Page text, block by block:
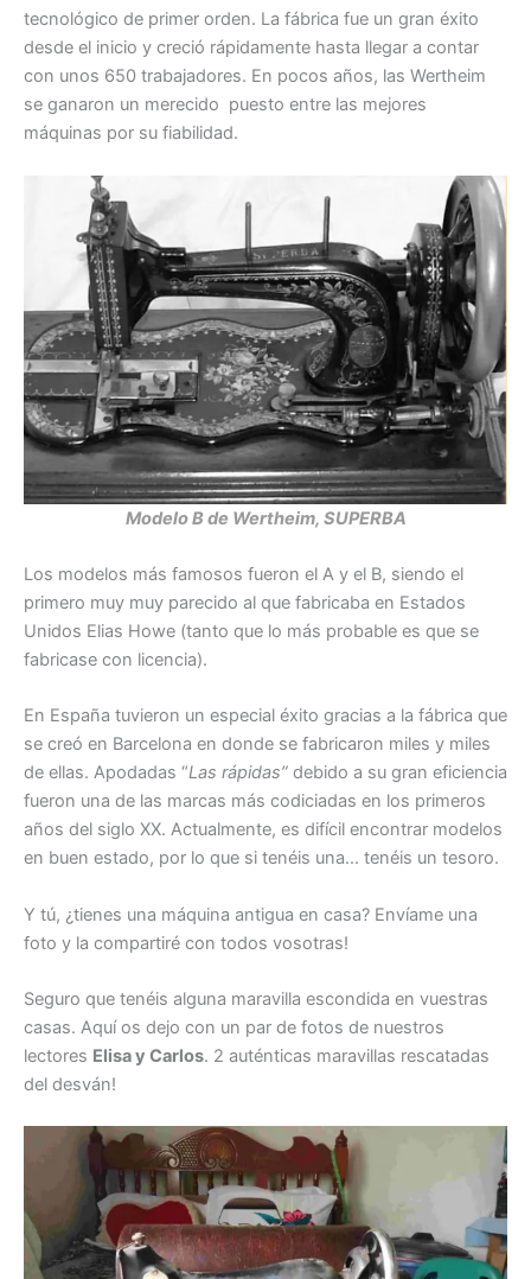
tecnológico de primer orden. La fábrica fue un gran éxito
desde el inicio y creció rápidamente hasta llegar a contar
con unos 650 trabajadores. En pocos años, las Wertheim
se ganaron un merecido puesto entre las mejores
máquinas por su fiabilidad.
Modelo B de Wertheim, SUPERBA
Los modelos más famosos fueron el A y el B, siendo el
primero muy muy parecido al que fabricaba en Estados
Unidos Elias Howe (tanto que lo más probable es que se
fabricase con licencia).
En España tuvieron un especial éxito gracias a la fábrica que
se creó en Barcelona en donde se fabricaron miles y miles
de ellas. Apodadas “Las rápidas” debido a su gran eficiencia
fueron una de las marcas más codiciadas en los primeros
años del siglo XX. Actualmente, es difícil encontrar modelos
en buen estado, por lo que si tenéis una… tenéis un tesoro.
Y tú, ¿tienes una máquina antigua en casa? Envíame una
foto y la compartiré con todos vosotras!
Seguro que tenéis alguna maravilla escondida en vuestras
casas. Aquí os dejo con un par de fotos de nuestros
lectores Elisa y Carlos. 2 auténticas maravillas rescatadas
del desván!